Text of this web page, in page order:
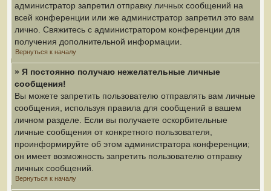
администратор запретил отправку личных сообщений на
всей конференции или же администратор запретил это вам
лично. Свяжитесь с администратором конференции для
получения дополнительной информации.
Вернуться к началу
» Я постоянно получаю нежелательные личные
сообщения!
Вы можете запретить пользователю отправлять вам личные
сообщения, используя правила для сообщений в вашем
личном разделе. Если вы получаете оскорбительные
личные сообщения от конкретного пользователя,
проинформируйте об этом администратора конференции;
он имеет возможность запретить пользователю отправку
личных сообщений.
Вернуться к началу